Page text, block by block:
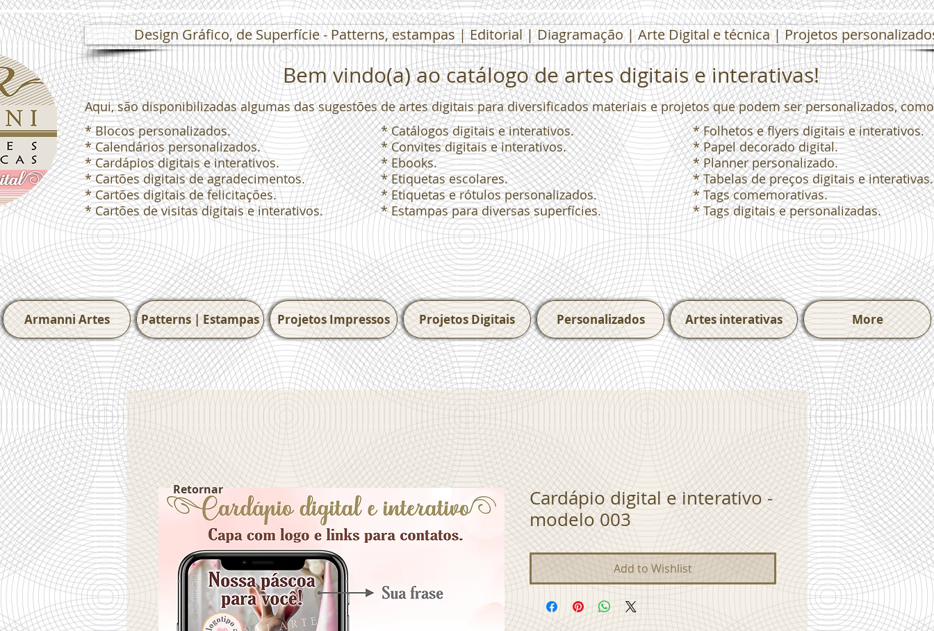
Design Gráfico, de Superfície - Patterns, estampas | Editorial | Diagramação | Arte Digital e técnica | Projetos
Bem vindo(a) ao catálogo de artes digitais e interativas!
Aqui, são disponibilizadas algumas das sugestões de artes digitais para diversificados materiais e projetos que podem ser personalizados,
* Blocos personalizados.
* Calendários personalizados.
* Cardápios digitais e interativos.
* Cartões digitais de agradecimentos.
* Cartões digitais de felicitações.
* Cartões de visitas digitais e interativos.
* Catálogos digitais e interativos.
* Convites digitais e interativos.
* Ebooks.
* Etiquetas escolares.
* Etiquetas e rótulos personalizados.
* Estampas para diversas superfícies.
* Folhetos e flyers digitais e interativos.
* Papel decorado digital.
* Planner personalizado.
* Tabelas de preços digitais e interativas.
* Tags comemorativas.
* Tags digitais e personalizadas.
Armanni Artes Patterns | Estampas Projetos Impressos Projetos Digitais Personalizados Artes interativas More
Cardápio digital e interativo -
modelo 003
Add to Wishlist
Retornar